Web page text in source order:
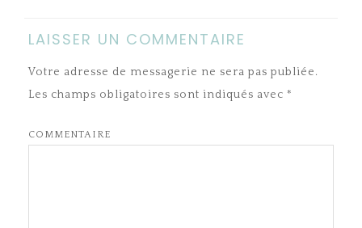
LAISSER UN COMMENTAIRE
Votre adresse de messagerie ne sera pas publiée.
Les champs obligatoires sont indiqués avec *
COMMENTAIRE